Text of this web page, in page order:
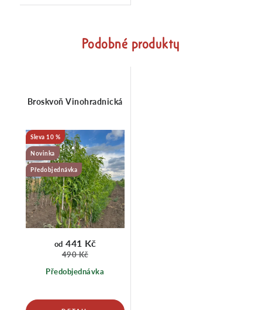
Podobné produkty
Broskvoň Vinohradnická
10 %
Novinka
Předobjednávka
Předobjednávka
od 441 Kč
490 Kč